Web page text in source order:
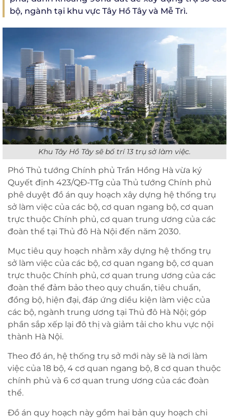
bộ, ngành tại khu vực Tây Hồ Tây và Mễ Trì.
Khu Tây Hồ Tây sẽ bố trí 13 trụ sở làm việc.
Phó Thủ tướng Chính phủ Trần Hồng Hà vừa ký
Quyết định 423/QĐ-TTg của Thủ tướng Chính phủ
phê duyệt đồ án quy hoạch xây dựng hệ thống trụ
sở làm việc của các bộ, cơ quan ngang bộ, cơ quan
trực thuộc Chính phủ, cơ quan trung ương của các
đoàn thể tại Thủ đô Hà Nội đến năm 2030.
Mục tiêu quy hoạch nhằm xây dựng hệ thống trụ
sở làm việc của các bộ, cơ quan ngang bộ, cơ quan
trực thuộc Chính phủ, cơ quan trung ương của các
đoàn thể đảm bảo theo quy chuẩn, tiêu chuẩn,
đồng bộ, hiện đại, đáp ứng diều kiện làm việc của
các bộ, ngành trung ương tại Thủ đô Hà Nội; góp
phần sắp xếp lại đô thị và giảm tải cho khu vực nội
thành Hà Nội.
Theo đồ án, hệ thống trụ sở mới này sẽ là nơi làm
việc của 18 bộ, 4 cơ quan ngang bộ, 8 cơ quan thuộc
chính phủ và 6 cơ quan trung ương của các đoàn
thể.
Đồ án quy hoạch này gồm hai bản quy hoạch chi